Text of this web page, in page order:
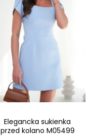
Elegancka sukienka
przed kolano M05499